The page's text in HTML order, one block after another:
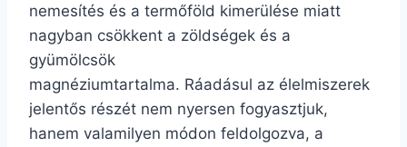
nemesítés és a termőföld kimerülése miatt
nagyban csökkent a zöldségek és a
gyümölcsök
magnéziumtartalma. Ráadásul az élelmiszerek
jelentős részét nem nyersen fogyasztjuk,
hanem valamilyen módon feldolgozva, a